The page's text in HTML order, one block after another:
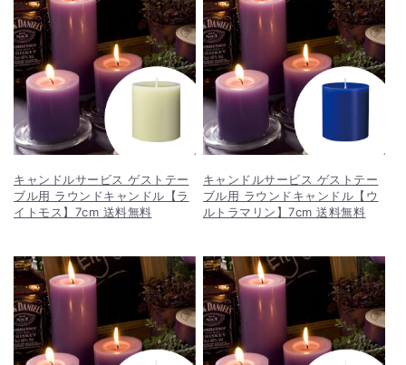
キャンドルサービス ゲストテー
ブル用 ラウンドキャンドル【ラ
イトモス】7cm 送料無料
キャンドルサービス ゲストテー
ブル用 ラウンドキャンドル【ウ
ルトラマリン】7cm 送料無料